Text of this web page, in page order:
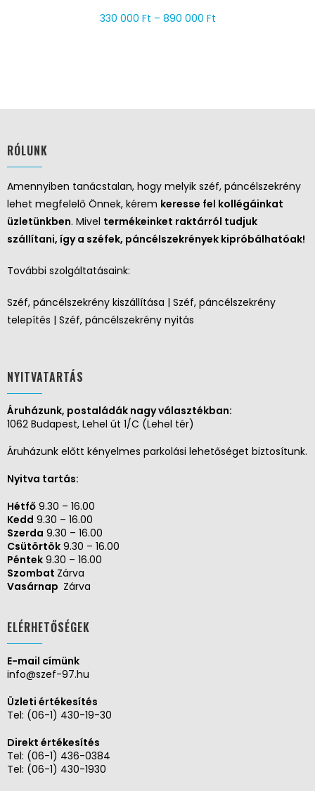
330 000 Ft – 890 000 Ft
RÓLUNK
Amennyiben tanácstalan, hogy melyik széf, páncélszekrény
lehet megfelelő Önnek, kérem keresse fel kollégáinkat
üzletünkben. Mivel termékeinket raktárról tudjuk
szállítani, így a széfek, páncélszekrények kipróbálhatóak!
További szolgáltatásaink:
Széf, páncélszekrény kiszállítása | Széf, páncélszekrény
telepítés | Széf, páncélszekrény nyitás
NYITVATARTÁS
Áruházunk, postaládák nagy választékban:
1062 Budapest, Lehel út 1/C (Lehel tér)
Áruházunk előtt kényelmes parkolási lehetőséget biztosítunk.
Nyitva tartás:
Hétfő 9.30 – 16.00
Kedd 9.30 – 16.00
Szerda 9.30 – 16.00
Csütörtök 9.30 – 16.00
Péntek 9.30 – 16.00
Szombat Zárva
Vasárnap Zárva
ELÉRHETŐSÉGEK
E-mail címünk
info@szef-97.hu
Üzleti értékesítés
Tel: (06-1) 430-19-30
Direkt értékesítés
Tel: (06-1) 436-0384
Tel: (06-1) 430-1930